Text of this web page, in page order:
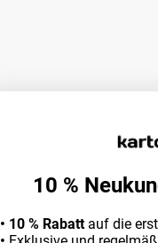
10 %
• 10 % Rabatt auf die